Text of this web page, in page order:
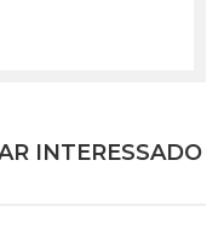
INTERESSADO